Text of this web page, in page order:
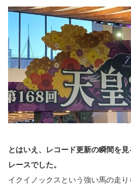
とはいえ、レコード更新の瞬間を
レースでした。
イクイノックスという強い馬の走